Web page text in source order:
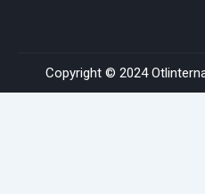
Copyright © 2024